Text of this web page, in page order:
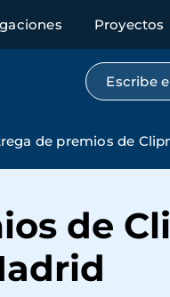
Proyectos
de premios de
de